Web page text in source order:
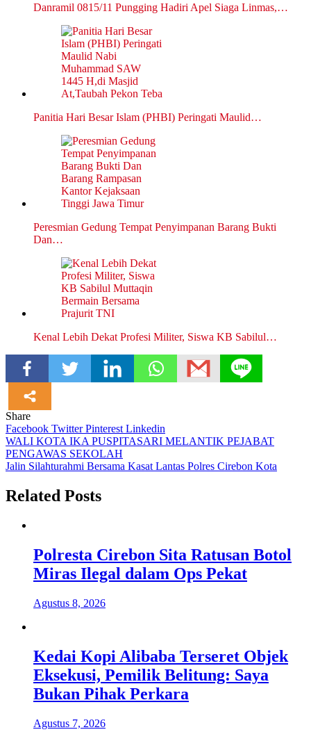
Danramil 0815/11 Pungging Hadiri Apel Siaga Linmas,…
Panitia Hari Besar Islam (PHBI) Peringati Maulid…
Peresmian Gedung Tempat Penyimpanan Barang Bukti
Dan…
Kenal Lebih Dekat Profesi Militer, Siswa KB Sabilul…
Share
Facebook TwitterPinterest Linkedin
Navigasi
pos
WALI KOTA IKA PUSPITASARI MELANTIK PEJABAT
PENGAWAS SEKOLAH
Jalin Silahturahmi Bersama Kasat Lantas Polres Cirebon Kota
Related Posts
Polresta Cirebon Sita Ratusan Botol
Miras Ilegal dalam Ops Pekat
Agustus 8, 2026
Kedai Kopi Alibaba Terseret Objek
Eksekusi, Pemilik Belitung: Saya
Bukan Pihak Perkara
Agustus 7, 2026